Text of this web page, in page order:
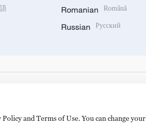
Romanian Română
Russian Русский
and Terms of Use. You can change your